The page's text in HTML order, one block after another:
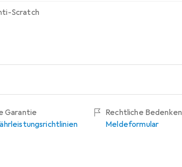
Scratch
Garantie
Rechtliche Bedenken
Meldeformular